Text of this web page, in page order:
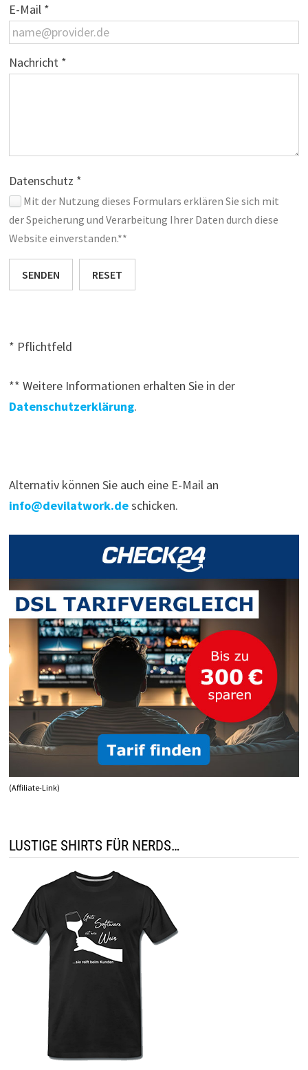
E-Mail *
Nachricht *
Datenschutz *
Mit der Nutzung dieses Formulars erklären Sie sich mit
der Speicherung und Verarbeitung Ihrer Daten durch diese
Website einverstanden.**
SENDEN RESET
* Pflichtfeld
** Weitere Informationen erhalten Sie in der
Datenschutzerklärung.
Alternativ können Sie auch eine E-Mail an
info@devilatwork.deschicken.
(Affiliate-Link)
LUSTIGE SHIRTS FÜR NERDS…